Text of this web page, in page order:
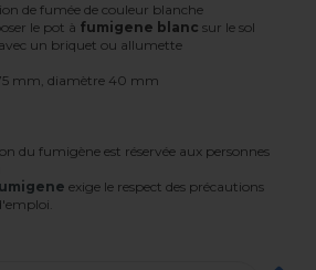
de fumée de couleur blanche
le pot à fumigene blanc sur le sol
un briquet ou allumette
mm, diamètre 40 mm
du fumigène est réservée aux personnes
exige le respect des précautions